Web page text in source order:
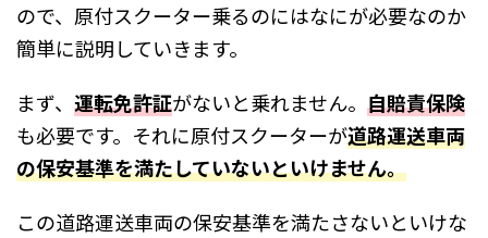
ので、原付スクーター乗るのにはなにが必要なのか
簡単に説明していきます。
まず、 運転免許証がないと乗れません。 自賠責保険
も必要です。それに原付スクーターが道路運送車両
の保安基準を満たしていないといけません。
この道路運送車両の保安基準を満たさないといけな